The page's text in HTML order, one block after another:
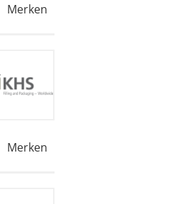
Merken
Merken